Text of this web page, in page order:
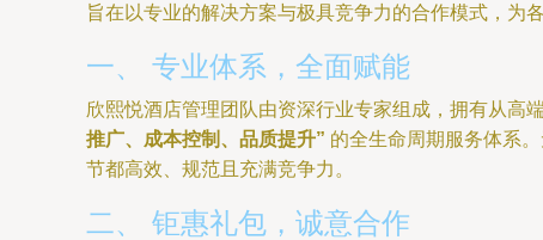
旨在以专业的解决方案与极具竞争力的合作模式，为
一、 专业体系，全面赋能
欣熙悦酒店管理团队由资深行业专家组成，拥有从高
推广、成本控制、品质提升” 的全生命周期服务体系
节都高效、规范且充满竞争力。
二、 钜惠礼包，诚意合作